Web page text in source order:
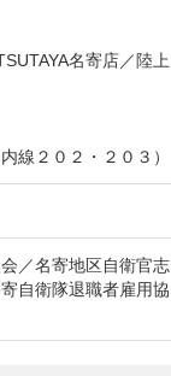
名寄店／陸上
線２０２・２０３）
／名寄地区自衛官志
自衛隊退職者雇用協